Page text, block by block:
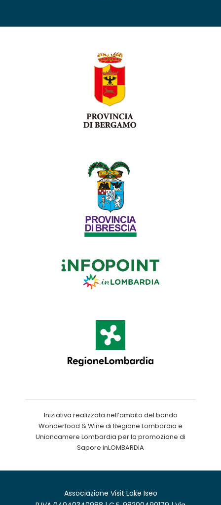
Iniziativa realizzata nell’ambito del bando
Wonderfood & Wine di Regione Lombardia e
Unioncamere Lombardia per la promozione di
Sapore inLOMBARDIA
Associazione Visit Lake Iseo